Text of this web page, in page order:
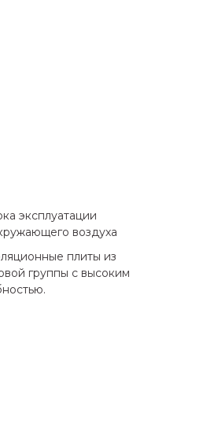
эксплуатации
воздуха
плиты из
группы с высоким